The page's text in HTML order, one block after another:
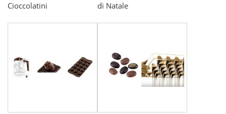
Cioccolatini
di Natale